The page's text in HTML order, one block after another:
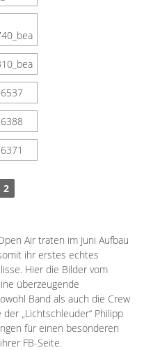
2
Air traten im Juni Aufbau
ihr erstes echtes
Hier die Bilder vom
überzeugende
Band als auch die Crew
„Lichtschleuder“ Philipp
für einen besonderen
FB-Seite.